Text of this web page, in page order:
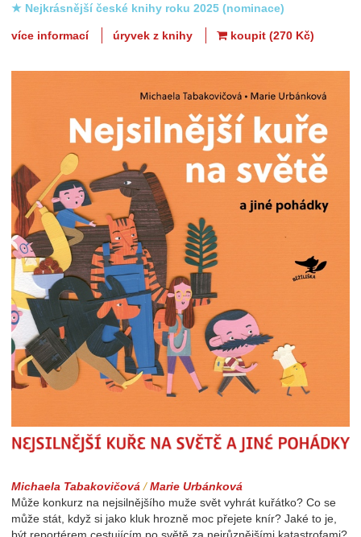
★ Nejkrásnější české knihy roku 2025 (nominace)
více informací úryvek z knihy koupit (270 Kč)
Michaela Tabakovičová/Marie Urbánková
Může konkurz na nejsilnějšího muže svět vyhrát kuřátko? Co se
může stát, když si jako kluk hrozně moc přejete knír? Jaké to je,